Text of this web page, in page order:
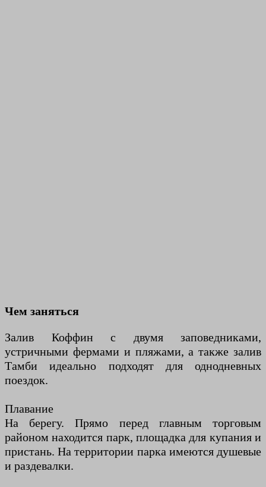
Чем заняться
Залив Коффин с двумя заповедниками,
устричными фермами и пляжами, а также залив
Тамби идеально подходят для однодневных
поездок.
Плавание
На берегу. Прямо перед главным торговым
районом находится парк, площадка для купания и
пристань. На территории парка имеются душевые
и раздевалки.